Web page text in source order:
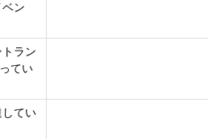
ン
ラン
てい
してい